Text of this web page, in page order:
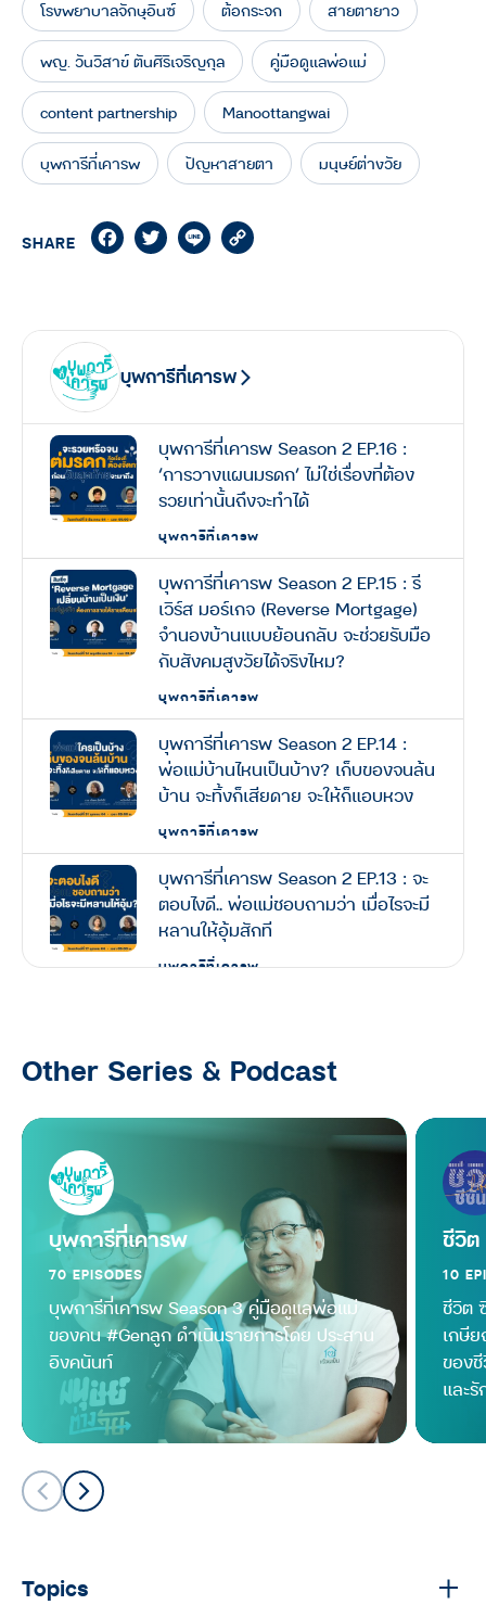
โรงพยาบาลจักษุอินซ์ ต้อกระจก สายตายาว
พญ. วันวิสาข์ ตันศิริเจริญกุล คู่มือดูแลพ่อแม่
content partnership Manoottangwai
บุพการีที่เคารพ ปัญหาสายตา มนุษย์ต่างวัย
SHARE FacebookTwitterLine
บุพการีที่เคารพ
บุพการีที่เคารพ Season 2 EP.16 :
‘การวางแผนมรดก’ ไม่ใช่เรื่องที่ต้อง
รวยเท่านั้นถึงจะทำได้
บุพการีที่เคารพ
บุพการีที่เคารพ Season 2 EP.15 : รี
เวิร์ส มอร์เกจ (Reverse Mortgage)
จำนองบ้านแบบย้อนกลับ จะช่วยรับมือ
กับสังคมสูงวัยได้จริงไหม?
บุพการีที่เคารพ
บุพการีที่เคารพ Season 2 EP.14 :
พ่อแม่บ้านไหนเป็นบ้าง? เก็บของจนล้น
บ้าน จะทิ้งก็เสียดาย จะให้ก็แอบหวง
บุพการีที่เคารพ
บุพการีที่เคารพ Season 2 EP.13 : จะ
ตอบไงดี.. พ่อแม่ชอบถามว่า เมื่อไรจะมี
หลานให้อุ้มสักที
บุพการีที่เคารพ
ได้บ้าง พึ่งเงินเก็บตัวเอง พึ่งสวัสดิการ
ต้องทำอย่างไร… เมื่อ ‘มะเร็ง’ ไม่ได้
ทำร้ายแค่ร่ายกาย แต่พ่อแม่กำลังหมด
กำลังใจ
บุพการีที่เคารพ
บุพการีที่เคารพ Season 2 EP.10 :
เมื่อสังคมอายุยืนขึ้น จะอยู่อย่างไรให้มี
คุณภาพ
บุพการีที่เคารพ
Other Series & Podcast
บุพการีที่เคารพ
70 EPISODES
บุพการีที่เคารพ Season 3 คู่มือดูแลพ่อแม่
ของคน #Genลูก ดำเนินรายการโดย ประสาน
อิงคนันท์
ชีวิ
10
ชีวิต
เกษี
ของ
และรั
Topics